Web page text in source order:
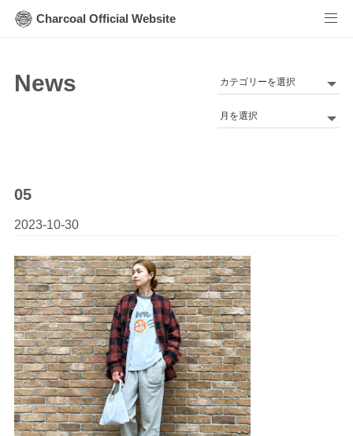
Charcoal Official Website
News
カ
ゴArchives
05
2023-10-30